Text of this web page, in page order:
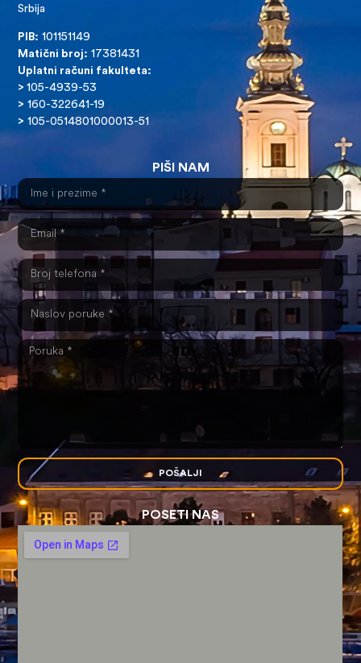
Srbija
PIB: 101151149
Matični broj: 17381431
Uplatni računi fakulteta:
>105-4939-53
> 160-322641-19
> 105-0514801000013-51
PIŠI NAM
POŠALJI
POSETI NAS